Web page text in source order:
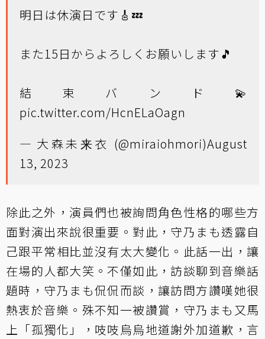
明日は休演日です🎸💤
また15日からよろしくお願いします🎵
結束バンド💫
pic.twitter.com/HcnELaOagn
— 大森未来衣 (@miraiohmori)August
13, 2023
除此之外，演員們也被詢問角色性格的哪些方
面對演出來說很重要。對此，守乃まも透露自
己跟平常相比並沒有太大變化。此話一出，讓
在場的人都大笑。不僅如此，訪談聊到音樂話
題時，守乃まも侃侃而談，讓訪問方讚嘆她很
熱衷於音樂。殊不知一被讚賞，守乃まも又馬
上「孤獨化」，吱吱烏烏地道謝外加道歉，言